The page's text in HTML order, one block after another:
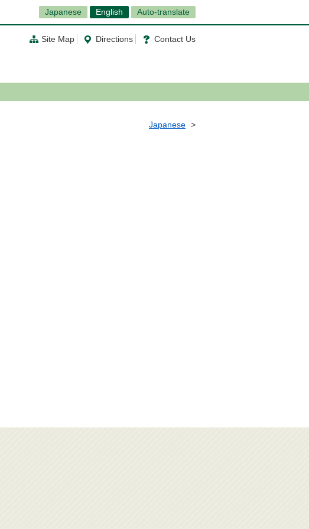
Japanese English Auto-translate
Site Map Directions Contact Us
Japanese